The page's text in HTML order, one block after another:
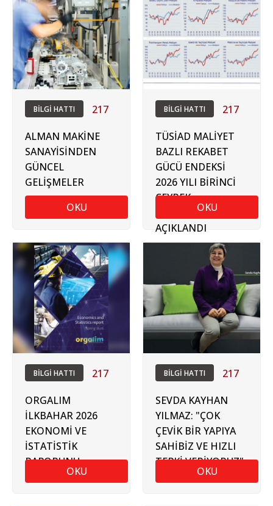
BİLGİ HATTI 217
ALMAN MAKİNE
SANAYİSİNDEN
GÜNCEL
GELİŞMELER
OKU
BİLGİ HATTI 217
TÜSİAD MALİYET
BAZLI REKABET
GÜCÜ ENDEKSİ
2026 YILI BİRİNCİ
ÇEYREK
SONUÇLARI
AÇIKLANDI
OKU
BİLGİ HATTI 217
ORGALIM
İLKBAHAR 2026
EKONOMİ VE
İSTATİSTİK
RAPORUNU
YAYIMLADIOKU
BİLGİ HATTI 217
SEVDA KAYHAN
YILMAZ: "ÇOK
ÇEVİK BİR YAPIYA
SAHİBİZ VE HIZLI
TEPKİ VERİYORUZ"
OKU